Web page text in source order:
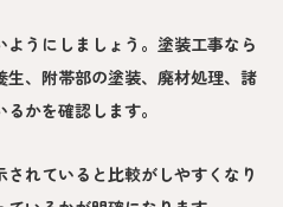
うにしましょう。塗装工事なら
、附帯部の塗装、廃材処理、諸
かを確認します。
れていると比較がしやすくなり